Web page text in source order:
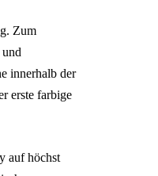
Zum
innerhalb der
erste farbige
auf höchst